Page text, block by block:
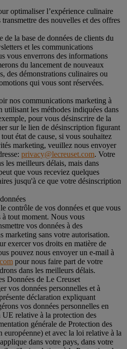
optimaliser l’expérience culinaire
des nouvelles et des offres
de la base de données de clients du
et les communications
vous enverrons des informations
du lancement de nouveaux
des démonstrations culinaires ou
qui vous sont réservées.
nos communications marketing à
utilisant les méthodes indiquées dans
pour vous désinscrire de la
sur le lien de désinscription figurant
état de cause, si vous souhaitez
marketing, veuillez nous envoyer
privacy@lecreuset.com. Votre
les meilleurs délais, mais dans
que vous receviez quelques
jusqu'à ce que votre désinscription
contrôle de vos données et que vous
à tout moment. Nous vous
vos données à des
marketing sans votre autorisation.
exercer vos droits en matière de
pouvez nous envoyer un e-mail à
pour nous faire part de votre
dans les meilleurs délais.
Données de Le Creuset
vos données personnelles et à
déclaration expliquant
vos données personnelles en
relative à la protection des
générale de Protection des
européenne) et avec la loi relative à la
dans votre pays, dans votre